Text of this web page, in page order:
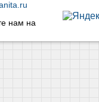
нам на